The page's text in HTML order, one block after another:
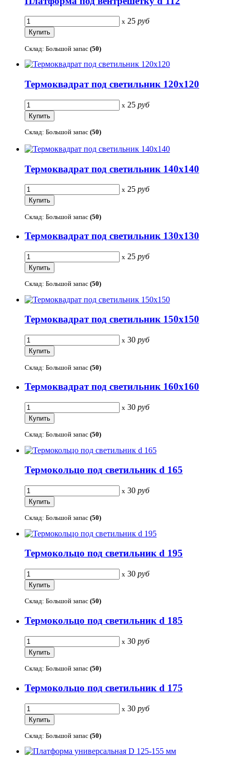
x 25 руб
Склад: Большой запас (50)
Термоквадрат под светильник 120х120
x 25 руб
Склад: Большой запас (50)
Термоквадрат под светильник 140х140
x 25 руб
Склад: Большой запас (50)
Термоквадрат под светильник 130х130
x 25 руб
Склад: Большой запас (50)
Термоквадрат под светильник 150х150
x 30 руб
Склад: Большой запас (50)
Термоквадрат под светильник 160х160
x 30 руб
Склад: Большой запас (50)
Термокольцо под светильник d 165
x 30 руб
Склад: Большой запас (50)
Термокольцо под светильник d 195
x 30 руб
Склад: Большой запас (50)
Термокольцо под светильник d 185
x 30 руб
Склад: Большой запас (50)
Термокольцо под светильник d 175
x 30 руб
Склад: Большой запас (50)